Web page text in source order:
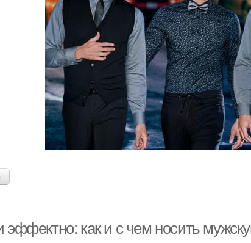
эффектно: как и с чем носить